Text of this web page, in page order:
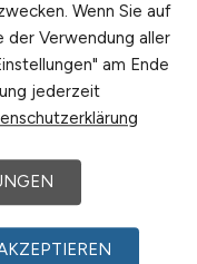
Wenn Sie auf
der Verwendung aller
am Ende
jederzeit